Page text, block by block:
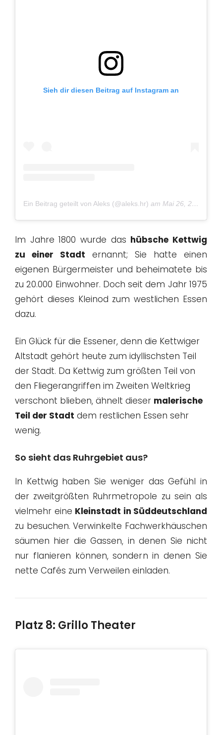
Sieh dir diesen Beitrag auf Instagram an
Ein Beitrag geteilt von Aleks (@aleks.hr) am Mai 26, 2021
Im Jahre 1800 wurde das hübsche Kettwig
zu einer Stadt ernannt; Sie hatte einen
eigenen Bürgermeister und beheimatete bis
zu 20.000 Einwohner. Doch seit dem Jahr 1975
gehört dieses Kleinod zum westlichen Essen
dazu.
Ein Glück für die Essener, denn die Kettwiger
Altstadt gehört heute zum idyllischsten Teil
der Stadt. Da Kettwig zum größten Teil von
den Fliegerangriffen im Zweiten Weltkrieg
verschont blieben, ähnelt dieser malerische
Teil der Stadt dem restlichen Essen sehr
wenig.
So sieht das Ruhrgebiet aus?
In Kettwig haben Sie weniger das Gefühl in
der zweitgrößten Ruhrmetropole zu sein als
vielmehr eine Kleinstadt in Süddeutschland
zu besuchen. Verwinkelte Fachwerkhäuschen
säumen hier die Gassen, in denen Sie nicht
nur flanieren können, sondern in denen Sie
nette Cafés zum Verweilen einladen.
Platz 8: Grillo Theater